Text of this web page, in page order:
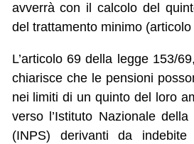
avverrà con il calcolo del
del trattamento minimo
L’articolo 69 della legge 153/
chiarisce che le pensioni
nei limiti di un quinto del loro
verso l’Istituto Nazionale
(INPS) derivanti da indebite